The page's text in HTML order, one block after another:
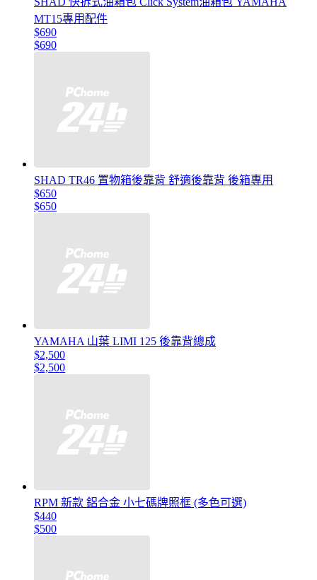
MT15專用配件
$690
$690
SHAD TR46 置物箱後靠背 舒適後靠背 後箱專用
$650
$650
YAMAHA 山葉 LIMI 125 後靠背總成
$2,500
$2,500
RPM 新款 鋁合金 小七碼牌照框 (多色可選)
$440
$500